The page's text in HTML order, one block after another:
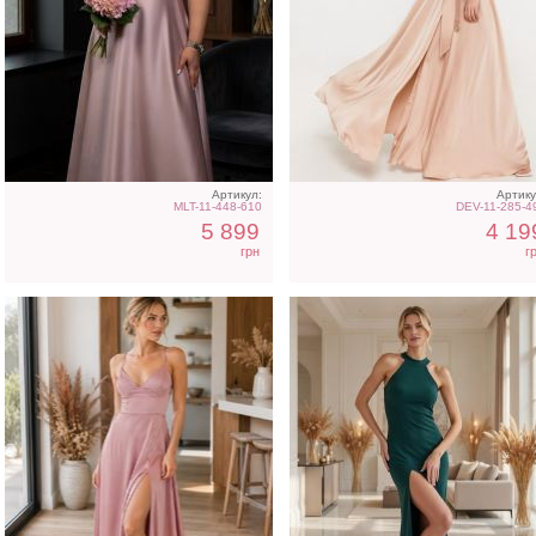
Артикул:
MLT-11-448-610
5 899
грн
DEV-11-285-
4
Легкое вечернее платье
макси с разрезом
Облегающее вечернее
платье зеленого цвета
открытой спиной